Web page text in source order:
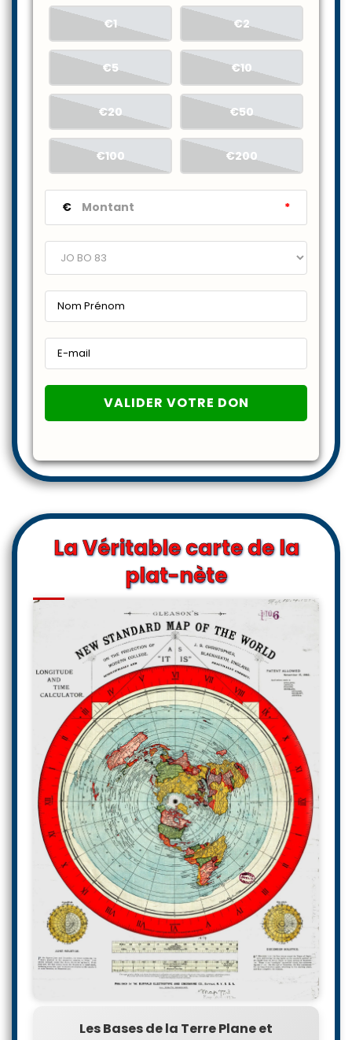
€1 €2
€5 €10
€20 €50
€100 €200
€ *
La Véritable carte de la
plat-nète
Les Bases de la Terre Plane et